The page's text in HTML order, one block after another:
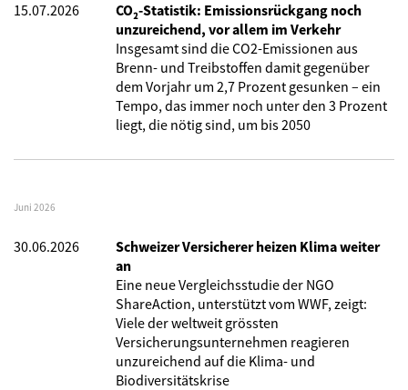
15.07.2026
CO₂-Statistik: Emissionsrückgang noch
unzureichend, vor allem im Verkehr
Insgesamt sind die CO2-Emissionen aus
Brenn- und Treibstoffen damit gegenüber
dem Vorjahr um 2,7 Prozent gesunken – ein
Tempo, das immer noch unter den 3 Prozent
liegt, die nötig sind, um bis 2050
Juni 2026
30.06.2026
Schweizer Versicherer heizen Klima weiter
an
Eine neue Vergleichsstudie der NGO
ShareAction, unterstützt vom WWF, zeigt:
Viele der weltweit grössten
Versicherungsunternehmen reagieren
unzureichend auf die Klima- und
Biodiversitätskrise